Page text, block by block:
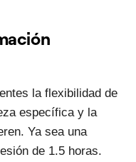
la flexibilidad de
específica y la
Ya sea una
de 1.5 horas.